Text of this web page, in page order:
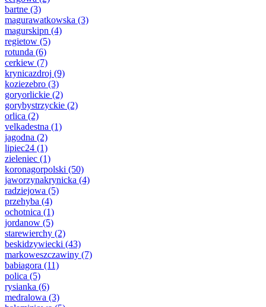
bartne (3)
magurawatkowska (3)
magurskipn (4)
regietow (5)
rotunda (6)
cerkiew (7)
krynicazdroj (9)
koziezebro (3)
goryorlickie (2)
gorybystrzyckie (2)
orlica (2)
velkadestna (1)
jagodna (2)
lipiec24 (1)
zieleniec (1)
koronagorpolski (50)
jaworzynakrynicka (4)
radziejowa (5)
przehyba (4)
ochotnica (1)
jordanow (5)
starewierchy (2)
beskidzywiecki (43)
markoweszczawiny (7)
babiagora (11)
polica (5)
rysianka (6)
medralowa (3)